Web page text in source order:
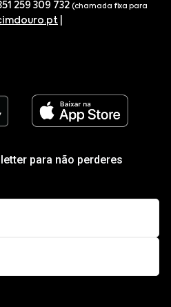
259 309 732 (chamada fixa para
para não perderes